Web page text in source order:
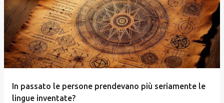
In passato le persone prendevano più seriamente le
lingue inventate?